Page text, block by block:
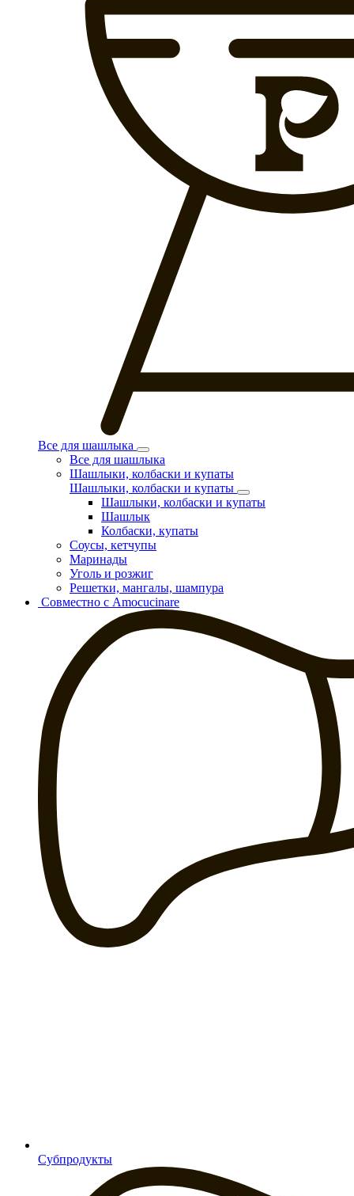
Все для шашлыка
Все для шашлыка
Шашлыки, колбаски и купаты
Шашлыки, колбаски и купаты
Шашлыки, колбаски и купаты
Шашлык
Колбаски, купаты
Соусы, кетчупы
Маринады
Уголь и розжиг
Решетки, мангалы, шампура
Совместно с Amocucinare
Субпродукты